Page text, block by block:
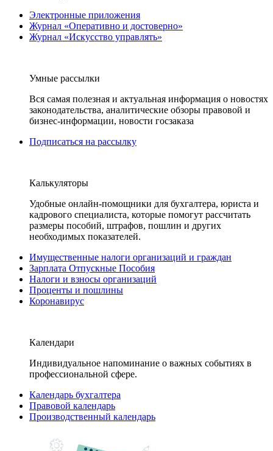
Электронные приложения
Журнал «Оперативно и достоверно»
Журнал «Искусство управлять»
Умные рассылки
Вся самая полезная и актуальная информация о новостях
законодательства, аналитические обзоры правовой и
бизнес-информации, новости госзаказа
Подписаться на рассылку
Калькуляторы
Удобные онлайн-помощники для бухгалтера, юриста и
кадрового специалиста, которые помогут рассчитать
размеры пособий, штрафов, пошлин и других
необходимых показателей.
Имущественные налоги организаций и граждан
Зарплата Отпускные Пособия
Налоги и взносы организаций
Проценты и пошлины
Коронавирус
Календари
Индивидуальное напоминание о важных событиях в
профессиональной сфере.
Календарь бухгалтера
Правовой календарь
Производственный календарь